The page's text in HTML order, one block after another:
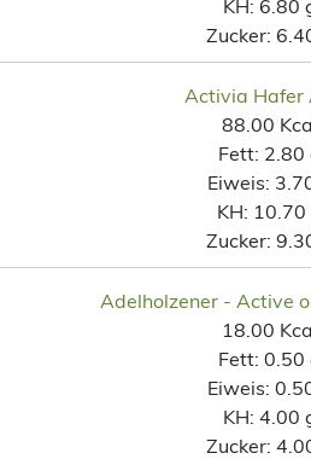
KH: 6.80
Zucker:
Activia Hafer
88.00
Fett: 2.80
Eiweis:
KH: 10.70
Zucker:
Adelholzener - Active
18.00
Fett: 0.50
Eiweis:
KH: 4.00
Zucker: